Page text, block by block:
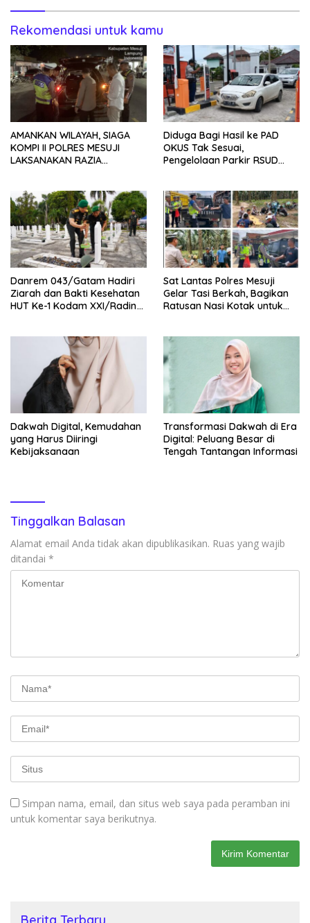
Rekomendasi untuk kamu
AMANKAN WILAYAH, SIAGA
KOMPI II POLRES MESUJI
LAKSANAKAN RAZIA
Diduga Bagi Hasil ke PAD
OKUS Tak Sesuai,
Pengelolaan Parkir RSUD
Danrem 043/Gatam Hadiri
Ziarah dan Bakti Kesehatan
HUT Ke-1 Kodam XXI/Radin
Sat Lantas Polres Mesuji
Gelar Tasi Berkah, Bagikan
Ratusan Nasi Kotak untuk
Dakwah Digital, Kemudahan
yang Harus Diiringi
Kebijaksanaan
Transformasi Dakwah di Era
Digital: Peluang Besar di
Tengah Tantangan Informasi
Tinggalkan Balasan
Alamat email Anda tidak akan dipublikasikan. Ruas yang wajib
ditandai *
Simpan nama, email, dan situs web saya pada peramban ini
untuk komentar saya berikutnya.
Berita Terbaru